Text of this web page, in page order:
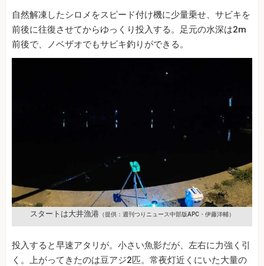
自然解凍したシロメをスピード付け機に少量乗せ、サビキを
前後に往復させてからゆっくり投入する。足元の水深は2m
前後で、ノベザオでもサビキ釣りができる。
スタートは大井漁港（提供：週刊つりニュース中部版APC・伊藤洋輔）
投入すると早速アタリが。小さい魚影だが、左右に力強く引
く。上がってきたのは豆アジ2匹。常夜灯近くにいた大量の